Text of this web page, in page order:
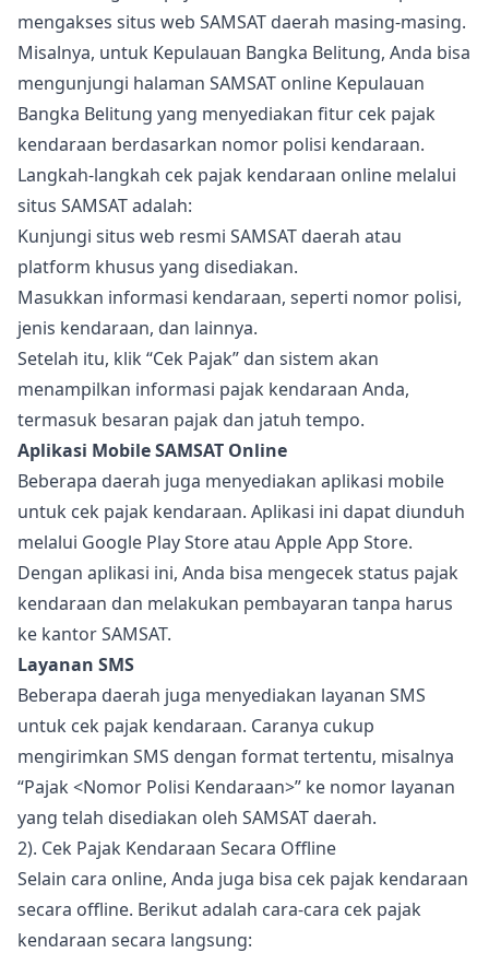
mengakses situs web SAMSAT daerah masing-masing.
Misalnya, untuk Kepulauan Bangka Belitung, Anda bisa
mengunjungi halaman SAMSAT online Kepulauan
Bangka Belitung yang menyediakan fitur cek pajak
kendaraan berdasarkan nomor polisi kendaraan.
Langkah-langkah cek pajak kendaraan online melalui
situs SAMSAT adalah:
Kunjungi situs web resmi SAMSAT daerah atau
platform khusus yang disediakan.
Masukkan informasi kendaraan, seperti nomor polisi,
jenis kendaraan, dan lainnya.
Setelah itu, klik “Cek Pajak” dan sistem akan
menampilkan informasi pajak kendaraan Anda,
termasuk besaran pajak dan jatuh tempo.
Aplikasi Mobile SAMSAT Online
Beberapa daerah juga menyediakan aplikasi mobile
untuk cek pajak kendaraan. Aplikasi ini dapat diunduh
melalui Google Play Store atau Apple App Store.
Dengan aplikasi ini, Anda bisa mengecek status pajak
kendaraan dan melakukan pembayaran tanpa harus
ke kantor SAMSAT.
Layanan SMS
Beberapa daerah juga menyediakan layanan SMS
untuk cek pajak kendaraan. Caranya cukup
mengirimkan SMS dengan format tertentu, misalnya
“Pajak <Nomor Polisi Kendaraan>” ke nomor layanan
yang telah disediakan oleh SAMSAT daerah.
2). Cek Pajak Kendaraan Secara Offline
Selain cara online, Anda juga bisa cek pajak kendaraan
secara offline. Berikut adalah cara-cara cek pajak
kendaraan secara langsung: